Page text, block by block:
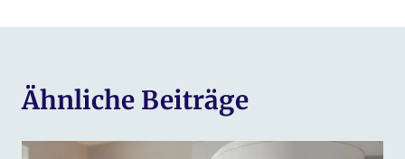
Ähnliche Beiträge